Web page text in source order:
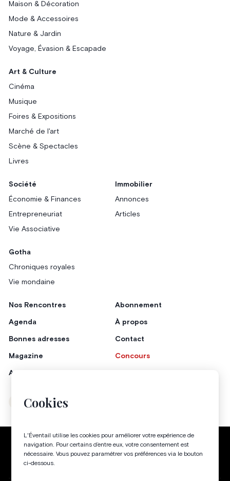
Cookies
L'Éventail utilise les cookies pour améliorer votre expérience de
navigation. Pour certains d’entre eux, votre consentement est
nécessaire. Vous pouvez paramétrer vos préférences via le bouton
ci-dessous.
Maison & Décoration
Mode & Accessoires
Nature & Jardin
Voyage, Évasion & Escapade
Art & Culture
Cinéma
Musique
Foires & Expositions
Marché de l'art
Scène & Spectacles
Livres
Société
Économie & Finances
Entrepreneuriat
Vie Associative
Immobilier
Annonces
Articles
Gotha
Chroniques royales
Vie mondaine
Nos Rencontres
Agenda
Bonnes adresses
Magazine
Annonceurs
Abonnement
À propos
Contact
Concours
Instagram
Politique de confidentialité Conditions générales
Gestion des cookies